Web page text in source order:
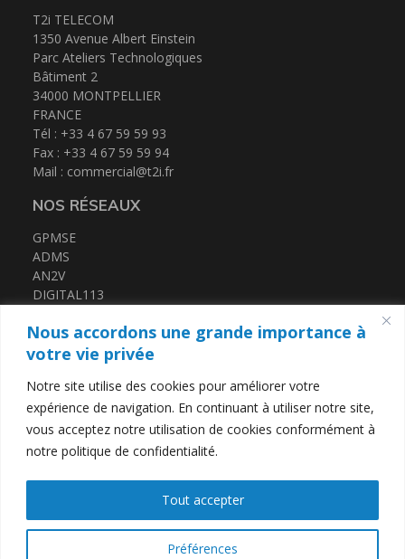
Nous accordons une grande importance à
votre vie privée
Notre site utilise des cookies pour améliorer votre
expérience de navigation. En continuant à utiliser notre site,
vous acceptez notre utilisation de cookies conformément à
notre politique de confidentialité.
Préférences
Tout accepter
T2i TELECOM
1350 Avenue Albert Einstein
Parc Ateliers Technologiques
Bâtiment 2
34000 MONTPELLIER
FRANCE
Tél : +33 4 67 59 59 93
Fax : +33 4 67 59 59 94
Mail : commercial@t2i.fr
NOS RÉSEAUX
GPMSE
ADMS
AN2V
DIGITAL113
CERTIFICATIONS
QUALIOPI
DATADOCK
Mentions légales
Politique de confidentialité